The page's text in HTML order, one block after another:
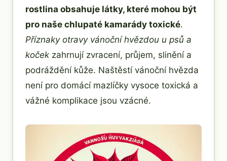
rostlina obsahuje látky, které mohou být
pro naše chlupaté kamarády toxické.
Příznaky otravy vánoční hvězdou u psů a
koček zahrnují zvracení, průjem, slinění a
podráždění kůže. Naštěstí vánoční hvězda
není pro domácí mazlíčky vysoce toxická a
vážné komplikace jsou vzácné.